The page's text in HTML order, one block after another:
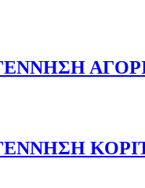
ΑΓΟΡΙ: